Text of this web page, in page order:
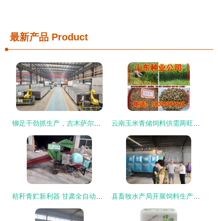
最新产品 Product